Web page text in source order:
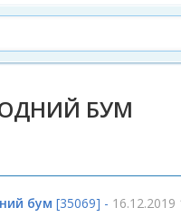
БУМ
бум [35069] - 16.12.2019